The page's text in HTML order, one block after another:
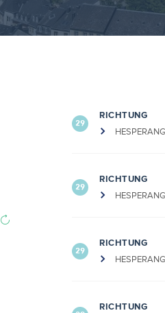
29
RICHTUNG
29
RICHTUNG
29
RICHTUNG
RICHTUNG